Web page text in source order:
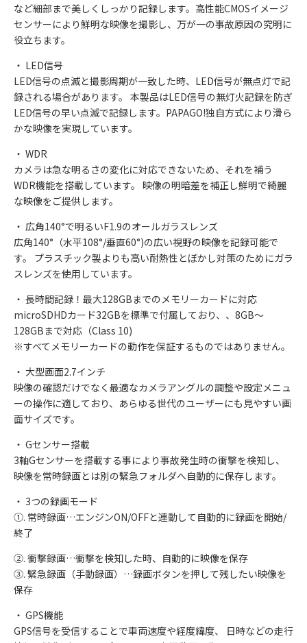
など細部まで美しくしっかり記録します。高性能CMOSイメージ
センサーにより鮮明な映像を撮影し、万が一の事故原因の究明に
役立ちます。
・ LED信号
LED信号の点滅と撮影周期が一致した時、LED信号が無点灯で記
録される場合があります。 本製品はLED信号の無灯火記録を防ぎ
LED信号の早い点滅で記録します。PAPAGO!独自方式により滑ら
かな映像を実現しています。
・ WDR
カメラは急な明るさの変化に対応できないため、それを補う
WDR機能を搭載しています。 映像の明暗差を補正し鮮明で綺麗
な映像をご提供します。
・ 広角140°で明るいF1.9のオールガラスレンズ
広角140°（水平108°/垂直60°)の広い視野の映像を記録可能で
す。 プラスチック製よりも高い耐熱性とぼかし対策のためにガラ
スレンズを使用しています。
・ 長時間記録！最大128GBまでのメモリーカードに対応
microSDHDカード32GBを標準で付属しており、、8GB～
128GBまで対応（Class 10)
※すべてメモリーカードの動作を保証するものではありません。
・ 大型画面2.7インチ
映像の確認だけでなく最適なカメラアングルの調整や設定メニュ
ーの操作に適しており、あらゆる世代のユーザーにも見やすい画
面サイズです。
・ Gセンサー搭載
3軸Gセンサーを搭載する事により事故発生時の衝撃を検知し、
映像を常時録画とは別の緊急フォルダへ自動的に保存します。
・ 3つの録画モード
①. 常時録画…エンジンON/OFFと連動して自動的に録画を開始/
終了
②. 衝撃録画…衝撃を検知した時、自動的に映像を保存
③. 緊急録画（手動録画）…録画ボタンを押して残したい映像を
保存
・ GPS機能
GPS信号を受信することで車両速度や経度緯度、 日時などの走行